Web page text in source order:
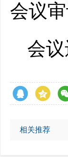
会议
会
相关推荐